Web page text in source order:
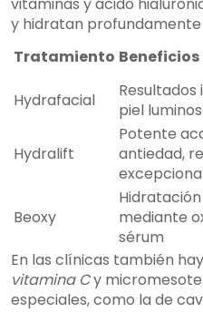
vitaminas y ácido
y hidratan profundamente
Tratamiento Beneficios
Hydrafacial
Resultados
piel
Hydralift
Potente
antiedad,
Beoxy
mediante
sérum
En las clínicas también
vitamina Cy
especiales, como la de